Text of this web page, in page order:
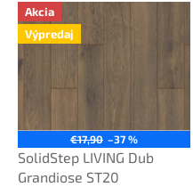
Akcia
Výpredaj
€17,90 –37 %
SolidStep LIVING Dub
Grandiose ST20